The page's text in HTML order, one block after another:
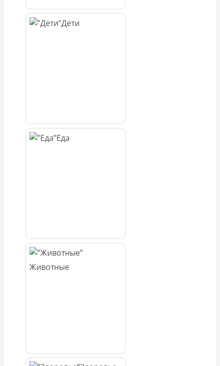
Дети
Еда
Животные